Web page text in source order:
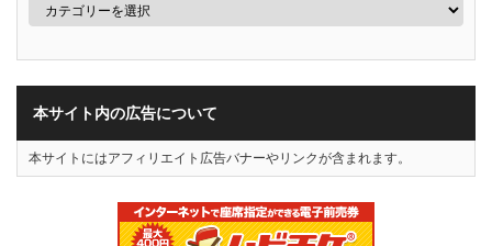
本サイト内の広告について
本サイトにはアフィリエイト広告バナーやリンクが含まれます。